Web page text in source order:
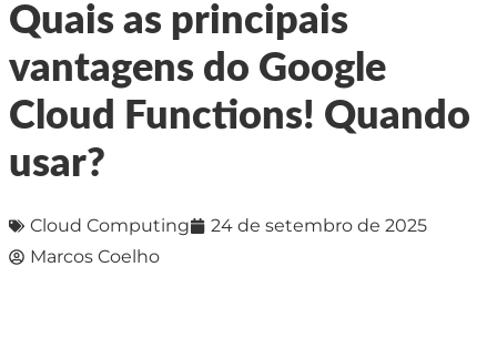
Quais as principais
vantagens do Google
Cloud Functions! Quando
usar?
Cloud Computing
24 de setembro de 2025
Marcos Coelho